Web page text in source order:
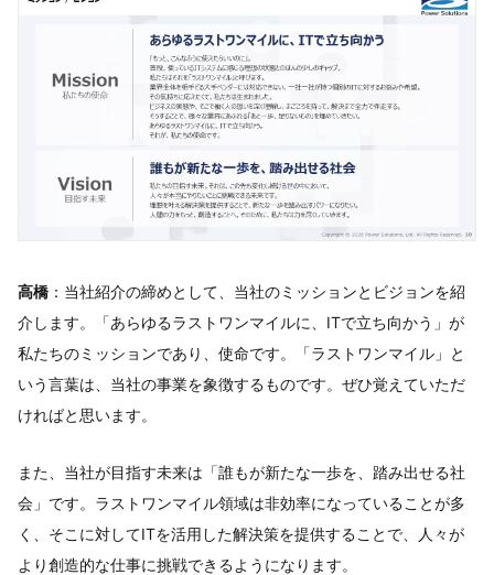
高橋 ：当社紹介の締めとして、当社のミッションとビジョンを紹
介します。「あらゆるラストワンマイルに、ITで立ち向かう」が
私たちのミッションであり、使命です。「ラストワンマイル」と
いう言葉は、当社の事業を象徴するものです。ぜひ覚えていただ
ければと思います。
また、当社が目指す未来は「誰もが新たな一歩を、踏み出せる社
会」です。ラストワンマイル領域は非効率になっていることが多
く、そこに対してITを活用した解決策を提供することで、人々が
より創造的な仕事に挑戦できるようになります。